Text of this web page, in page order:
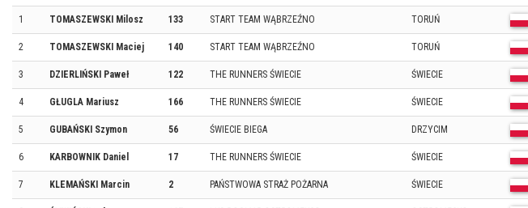
1 TOMASZEWSKI Milosz 133 START TEAM WĄBRZEŹNO TORUŃ
2 TOMASZEWSKI Maciej 140 START TEAM WĄBRZEŹNO TORUŃ
3 DZIERLIŃSKI Paweł 122 THE RUNNERS ŚWIECIE ŚWIECIE
4 GŁUGLA Mariusz 166 THE RUNNERS ŚWIECIE ŚWIECIE
5 GUBAŃSKI Szymon 56 ŚWIECIE BIEGA DRZYCIM
6 KARBOWNIK Daniel 17 THE RUNNERS ŚWIECIE ŚWIECIE
7 KLEMAŃSKI Marcin 2 PAŃSTWOWA STRAŻ POŻARNA ŚWIECIE